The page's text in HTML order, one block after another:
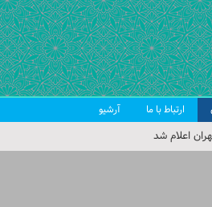
ارتباط با ما آرشیو
اعلام شد